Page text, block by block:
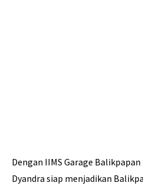
Dengan IIMS Garage
Dyandra siap menjadikan